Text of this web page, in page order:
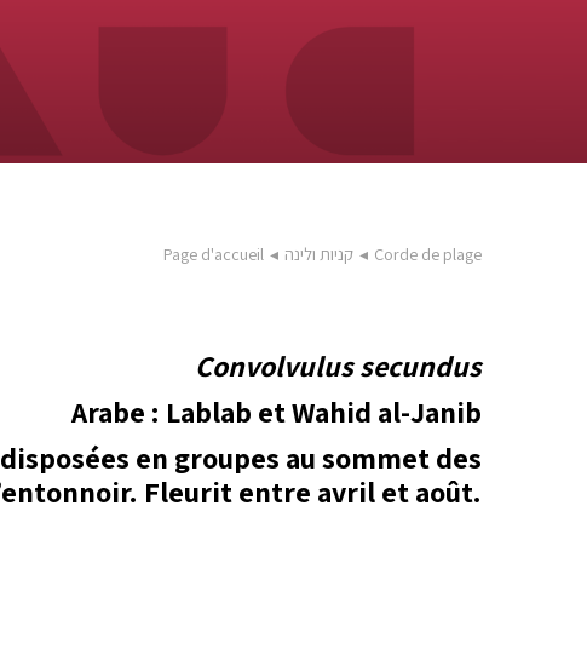
Page d'accueil ◂ קניות ולינה ◂ Corde de plage
Convolvulus secundus
Arabe : Lablab et Wahid al-Janib
en groupes au sommet des
Fleurit entre avril et août.